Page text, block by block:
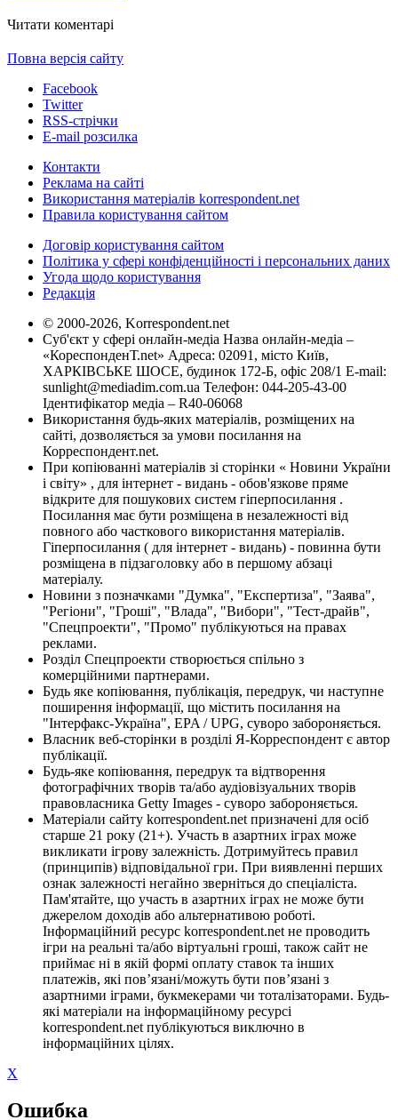
Читати коментарі
Повна версія сайту
Facebook
Twitter
RSS-стрічки
E-mail розсилка
Контакти
Реклама на сайті
Використання матеріалів korrespondent.net
Правила користування сайтом
Договір користування сайтом
Політика у сфері конфіденційності і персональних даних
Угода щодо користування
Редакція
© 2000-2026, Korrespondent.net
Суб'єкт у сфері онлайн-медіа Назва онлайн-медіа –
«КореспонденТ.net» Адреса: 02091, місто Київ,
ХАРКІВСЬКЕ ШОСЕ, будинок 172-Б, офіс 208/1 E-mail:
sunlight@mediadim.com.ua Телефон: 044-205-43-00
Ідентифікатор медіа – R40-06068
Використання будь-яких матеріалів, розміщених на
сайті, дозволяється за умови посилання на
Корреспондент.net.
При копіюванні матеріалів зі сторінки « Новини України
і світу» , для інтернет - видань - обов'язкове пряме
відкрите для пошукових систем гіперпосилання .
Посилання має бути розміщена в незалежності від
повного або часткового використання матеріалів.
Гіперпосилання ( для інтернет - видань) - повинна бути
розміщена в підзаголовку або в першому абзаці
матеріалу.
Новини з позначками "Думка", "Експертиза", "Заява",
"Регіони", "Гроші", "Влада", "Вибори", "Тест-драйв",
"Спецпроекти", "Промо" публікуються на правах
реклами.
Розділ Спецпроекти створюється спільно з
комерційними партнерами.
Будь яке копіювання, публікація, передрук, чи наступне
поширення інформації, що містить посилання на
"Інтерфакс-Україна", EPA / UPG, суворо забороняється.
Власник веб-сторінки в розділі Я-Корреспондент є автор
публікації.
Будь-яке копіювання, передрук та відтворення
фотографічних творів та/або аудіовізуальних творів
правовласника Getty Images - суворо забороняється.
Матеріали сайту korrespondent.net призначені для осіб
старше 21 року (21+). Участь в азартних іграх може
викликати ігрову залежність. Дотримуйтесь правил
(принципів) відповідальної гри. При виявленні перших
ознак залежності негайно зверніться до спеціаліста.
Пам'ятайте, що участь в азартних іграх не може бути
джерелом доходів або альтернативою роботі.
Інформаційний ресурс korrespondent.net не проводить
ігри на реальні та/або віртуальні гроші, також сайт не
приймає ні в якій формі оплату ставок та інших
платежів, які пов’язані/можуть бути пов’язані з
азартними іграми, букмекерами чи тоталізаторами. Будь-
які матеріали на інформаційному ресурсі
korrespondent.net публікуються виключно в
інформаційних цілях.
X
Ошибка